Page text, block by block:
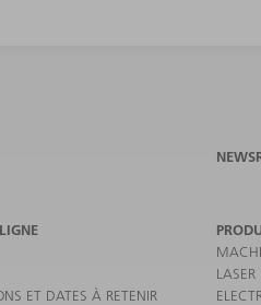
ET DATES À RETENIR
LASER